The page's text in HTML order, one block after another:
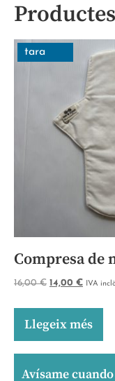
tara
Compresa de
16,00€ 14,00 € IVA
Llegeix més
Avísame